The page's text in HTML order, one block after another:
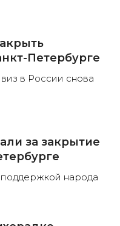
Петербурге
в России снова
за закрытие
народа